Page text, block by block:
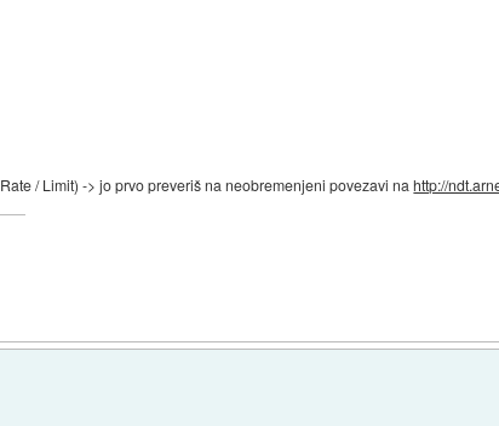
/ Limit) -> jo prvo preveriš na neobremenjeni povezavi nahttp://